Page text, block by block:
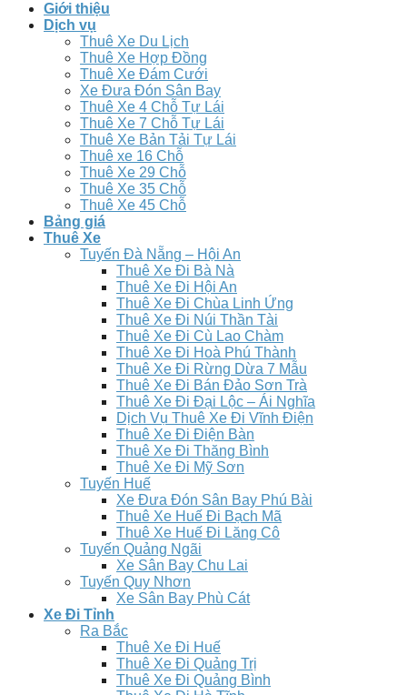
Giới thiệu
Dịch vụ
Thuê Xe Du Lịch
Thuê Xe Hợp Đồng
Thuê Xe Đám Cưới
Xe Đưa Đón Sân Bay
Thuê Xe 4 Chỗ Tự Lái
Thuê Xe 7 Chỗ Tự Lái
Thuê Xe Bản Tải Tự Lái
Thuê xe 16 Chỗ
Thuê Xe 29 Chỗ
Thuê Xe 35 Chỗ
Thuê Xe 45 Chỗ
Bảng giá
Thuê Xe
Tuyến Đà Nẵng – Hội An
Thuê Xe Đi Bà Nà
Thuê Xe Đi Hội An
Thuê Xe Đi Chùa Linh Ứng
Thuê Xe Đi Núi Thần Tài
Thuê Xe Đi Cù Lao Chàm
Thuê Xe Đi Hoà Phú Thành
Thuê Xe Đi Rừng Dừa 7 Mẫu
Thuê Xe Đi Bán Đảo Sơn Trà
Thuê Xe Đi Đại Lộc – Ái Nghĩa
Dịch Vụ Thuê Xe Đi Vĩnh Điện
Thuê Xe Đi Điện Bàn
Thuê Xe Đi Thăng Bình
Thuê Xe Đi Mỹ Sơn
Tuyến Huế
Xe Đưa Đón Sân Bay Phú Bài
Thuê Xe Huế Đi Bạch Mã
Thuê Xe Huế Đi Lăng Cô
Tuyến Quảng Ngãi
Xe Sân Bay Chu Lai
Tuyến Quy Nhơn
Xe Sân Bay Phù Cát
Xe Đi Tỉnh
Ra Bắc
Thuê Xe Đi Huế
Thuê Xe Đi Quảng Trị
Thuê Xe Đi Quảng Bình